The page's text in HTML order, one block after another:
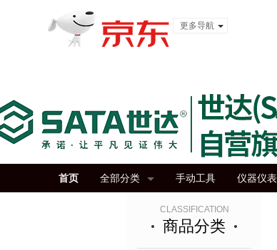
更多导航
首页 全部分类 手动工具 仪器仪表
CLASSIFICATION
商品分类